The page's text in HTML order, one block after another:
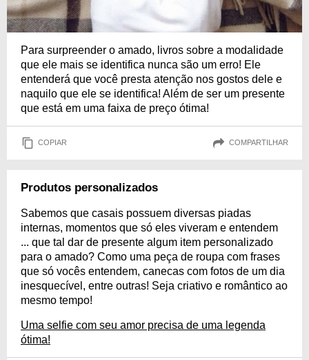
Para surpreender o amado, livros sobre a modalidade
que ele mais se identifica nunca são um erro! Ele
entenderá que você presta atenção nos gostos dele e
naquilo que ele se identifica! Além de ser um presente
que está em uma faixa de preço ótima!
COPIAR COMPARTILHAR
Produtos personalizados
Sabemos que casais possuem diversas piadas
internas, momentos que só eles viveram e entendem
... que tal dar de presente algum item personalizado
para o amado? Como uma peça de roupa com frases
que só vocês entendem, canecas com fotos de um dia
inesquecível, entre outras! Seja criativo e romântico ao
mesmo tempo!
Uma selfie com seu amor precisa de uma legenda
ótima!